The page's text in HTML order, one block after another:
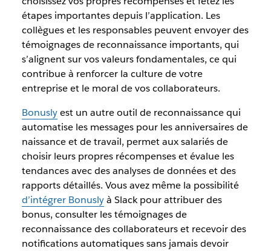
étapes importantes depuis l’application. Les
collègues et les responsables peuvent envoyer des
témoignages de reconnaissance importants, qui
s’alignent sur vos valeurs fondamentales, ce qui
contribue à renforcer la culture de votre
entreprise et le moral de vos collaborateurs.
Bonuslyest un autre outil de reconnaissance qui
automatise les messages pour les anniversaires de
naissance et de travail, permet aux salariés de
choisir leurs propres récompenses et évalue les
tendances avec des analyses de données et des
rapports détaillés. Vous avez même la possibilité
d’intégrer Bonuslyà Slack pour attribuer des
bonus, consulter les témoignages de
reconnaissance des collaborateurs et recevoir des
notifications automatiques sans jamais devoir